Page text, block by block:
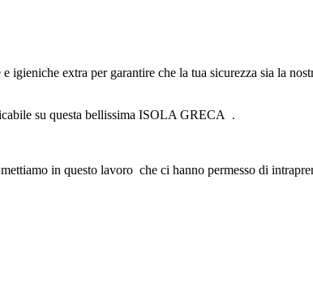
extra per garantire che la tua sicurezza sia la
su questa bellissima ISOLA GRECA .
in questo lavoro che ci hanno permesso di